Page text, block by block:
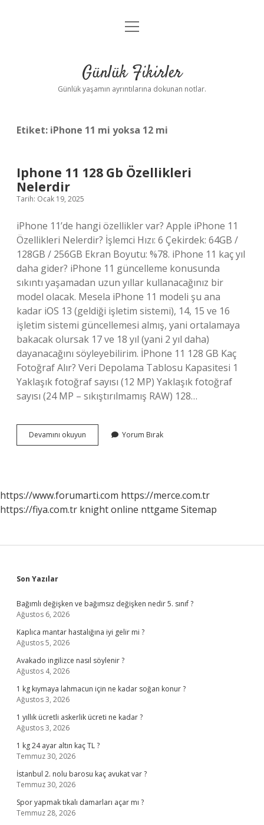
Anasayfa
Yasal Uyarı
menüyü
Günlük Fikirler
Günlük yaşamın ayrıntılarına dokunan notlar.
Etiket: iPhone 11 mi yoksa 12 mi
Iphone 11 128 Gb Özellikleri
Nelerdir
Tarih: Ocak 19, 2025
iPhone 11’de hangi özellikler var? Apple iPhone 11
Özellikleri Nelerdir? İşlemci Hızı: 6 Çekirdek: 64GB /
128GB / 256GB Ekran Boyutu: %78. iPhone 11 kaç yıl
daha gider? iPhone 11 güncelleme konusunda
sıkıntı yaşamadan uzun yıllar kullanacağınız bir
model olacak. Mesela iPhone 11 modeli şu ana
kadar iOS 13 (geldiği işletim sistemi), 14, 15 ve 16
işletim sistemi güncellemesi almış, yani ortalamaya
bakacak olursak 17 ve 18 yıl (yani 2 yıl daha)
dayanacağını söyleyebilirim. İPhone 11 128 GB Kaç
Fotoğraf Alır? Veri Depolama Tablosu Kapasitesi 1
Yaklaşık fotoğraf sayısı (12 MP) Yaklaşık fotoğraf
sayısı (24 MP – sıkıştırılmamış RAW) 128…
Devamını okuyun
11
Yorum Bırak
https://www.forumarti.com https://merce.com.tr
https://fiya.com.tr knight online nttgame Sitemap
Sidebar
Son Yazılar
Bağımlı değişken ve bağımsız değişken nedir 5. sınıf ?
Ağustos 6, 2026
Kaplıca mantar hastalığına iyi gelir mi ?
Ağustos 5, 2026
Avakado ingilizce nasıl söylenir ?
Ağustos 4, 2026
1 kg kıymaya lahmacun için ne kadar soğan konur ?
Ağustos 3, 2026
1 yıllık ücretli askerlik ücreti ne kadar ?
Ağustos 3, 2026
1 kg 24 ayar altın kaç TL ?
Temmuz 30, 2026
İstanbul 2. nolu barosu kaç avukat var ?
Temmuz 30, 2026
Spor yapmak tıkalı damarları açar mı ?
Temmuz 28, 2026